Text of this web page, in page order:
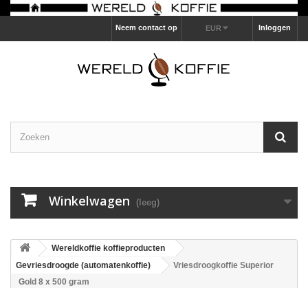
Inloggen
EUR
Neem contact op
Winkelwagen (leeg)
Wereldkoffie koffieproducten
Gevriesdroogde (automatenkoffie)
Vriesdroogkoffie Superior
Gold 8 x 500 gram